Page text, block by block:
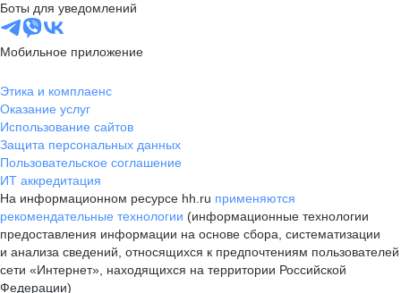
Боты для уведомлений
Мобильное приложение
Этика и комплаенс
Оказание услуг
Использование сайтов
Защита персональных данных
Пользовательское соглашение
ИТ аккредитация
На информационном ресурсе hh.ru применяются
рекомендательные технологии (информационные технологии
предоставления информации на основе сбора, систематизации
и анализа сведений, относящихся к предпочтениям пользователей
сети «Интернет», находящихся на территории Российской
Федерации)